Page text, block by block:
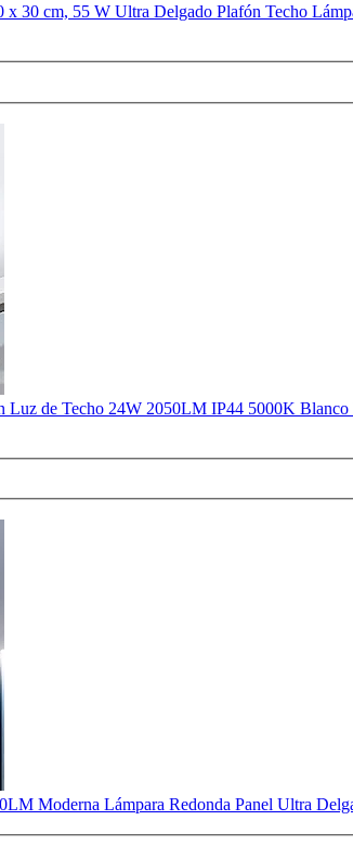
30 cm, 55 W Ultra Delgado Plafón Techo
Luz de Techo 24W 2050LM IP44 5000K
Moderna Lámpara Redonda Panel Ultra